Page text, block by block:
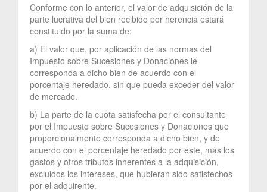
Conforme con lo anterior, el valor de adquisición de la
parte lucrativa del bien recibido por herencia estará
constituido por la suma de:
a) El valor que, por aplicación de las normas del
Impuesto sobre Sucesiones y Donaciones le
corresponda a dicho bien de acuerdo con el
porcentaje heredado, sin que pueda exceder del valor
de mercado.
b) La parte de la cuota satisfecha por el consultante
por el Impuesto sobre Sucesiones y Donaciones que
proporcionalmente corresponda a dicho bien, y de
acuerdo con el porcentaje heredado por éste, más los
gastos y otros tributos inherentes a la adquisición,
excluidos los intereses, que hubieran sido satisfechos
por el adquirente.